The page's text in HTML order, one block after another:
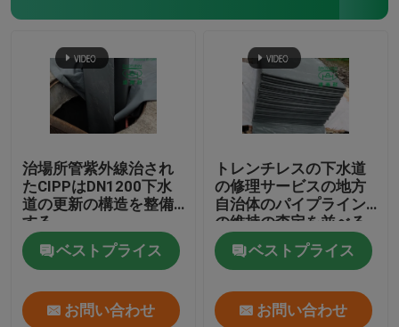
治場所管紫外線治され
たCIPPはDN1200下水
道の更新の構造を整備
する
ベストプライス
お問い合わせ
トレンチレスの下水道
の修理サービスの地方
自治体のパイプライン
の維持の査定を並べる
紫外線管
ベストプライス
お問い合わせ